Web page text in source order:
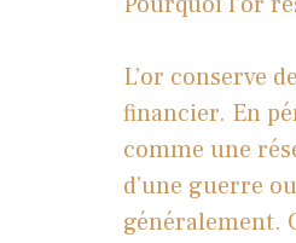
L’or conserve
financier. En
comme une
d’une guerre
généralement.